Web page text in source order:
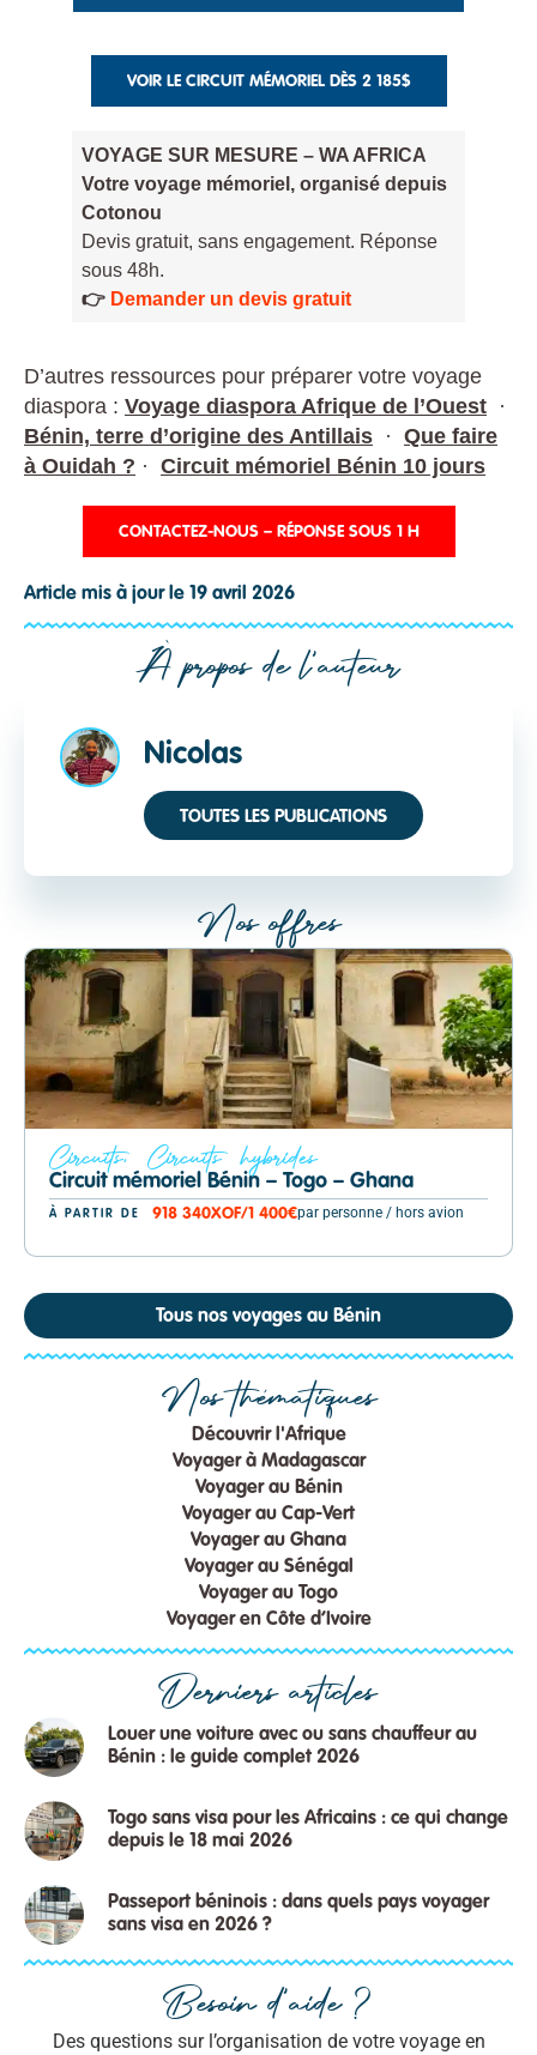
VOIR LE CIRCUIT MÉMORIEL DÈS 2 185$
VOYAGE SUR MESURE – WA AFRICA
Votre voyage mémoriel, organisé depuis
Cotonou
Devis gratuit, sans engagement. Réponse
sous 48h.
👉 Demander un devis gratuit
D’autres ressources pour préparer votre voyage
diaspora : Voyage diaspora Afrique de l’Ouest ·
Bénin, terre d’origine des Antillais · Que faire
à Ouidah ? · Circuit mémoriel Bénin 10 jours
CONTACTEZ-NOUS – RÉPONSE SOUS 1 H
Article mis à jour le 19 avril 2026
À propos de l'auteur
Nicolas
TOUTES LES PUBLICATIONS
Nos offres
Circuits, Circuits hybrides
Circuit mémoriel Bénin – Togo – Ghana
À PARTIR DE 918 340XOF/1 400€par personne / hors avion
Tous nos voyages au Bénin
Nos thématiques
Découvrir l'Afrique
Voyager à Madagascar
Voyager au Bénin
Voyager au Cap-Vert
Voyager au Ghana
Voyager au Sénégal
Voyager au Togo
Voyager en Côte d’Ivoire
Derniers articles
Louer une voiture avec ou sans chauffeur au
Bénin : le guide complet 2026
Togo sans visa pour les Africains : ce qui change
depuis le 18 mai 2026
Passeport béninois : dans quels pays voyager
sans visa en 2026 ?
Besoin d'aide ?
Des questions sur l’organisation de votre voyage en